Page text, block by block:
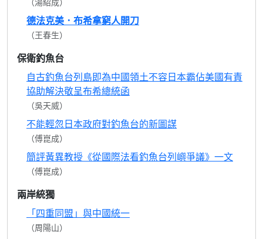
德法克美．布希拿窮人開刀
（王春生）
保衛釣魚台
自古釣魚台列島即為中國領土不容日本霸佔美國有責
協助解決敬呈布希總統函
（吳天威）
不能輕忽日本政府對釣魚台的新圖謀
（傅崑成）
簡評黃異教授《從國際法看釣魚台列嶼爭議》一文
（傅崑成）
兩岸統獨
「四重同盟」與中國統一
（周陽山）